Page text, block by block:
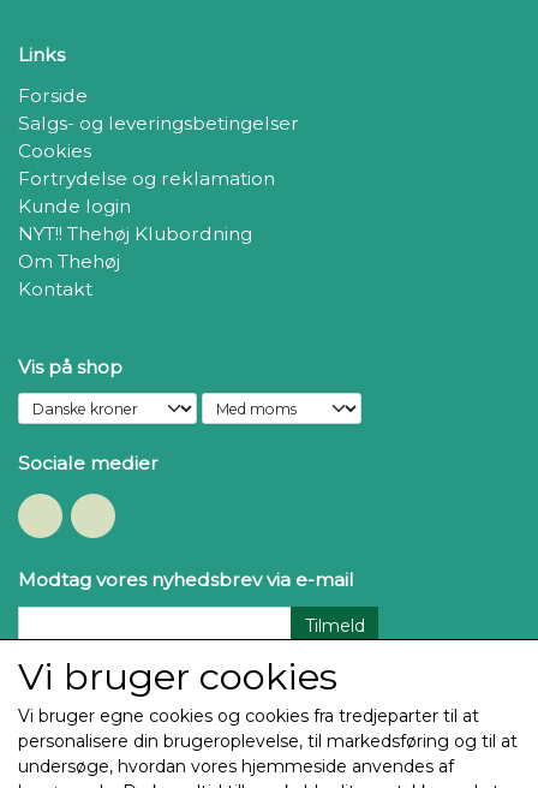
Links
Forside
Salgs- og leveringsbetingelser
Cookies
Fortrydelse og reklamation
Kunde login
NYT!! Thehøj Klubordning
Om Thehøj
Kontakt
Vis på shop
Sociale medier
Modtag vores nyhedsbrev via e-mail
Tilmeld
Vi bruger cookies
Vi bruger egne cookies og cookies fra tredjeparter til at
personalisere din brugeroplevelse, til markedsføring og til at
undersøge, hvordan vores hjemmeside anvendes af